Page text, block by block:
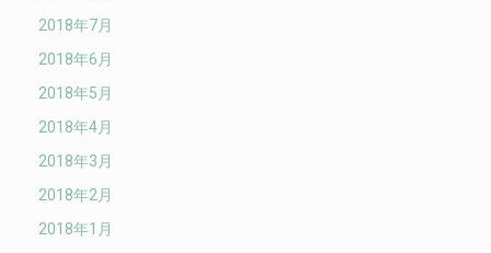
2018年7月
2018年6月
2018年5月
2018年4月
2018年3月
2018年2月
2018年1月